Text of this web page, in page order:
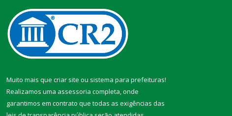
Muito mais que criar site ou sistema para prefeituras!
Realizamos uma assessoria completa, onde
garantimos em contrato que todas as exigências das